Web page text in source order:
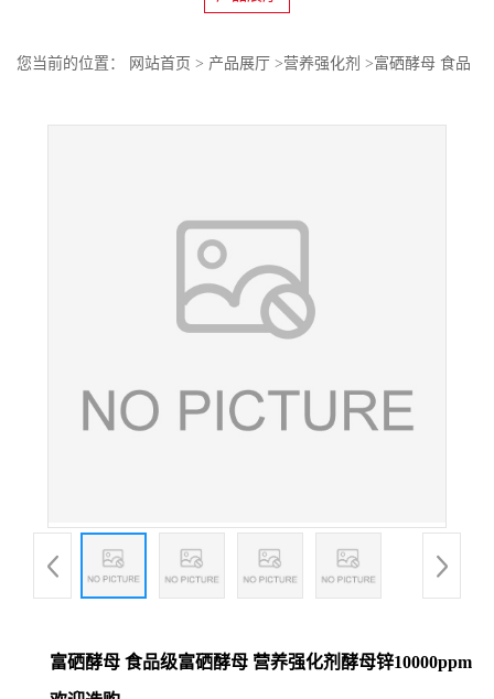
您当前的位置： 网站首页 > 产品展厅 >营养强化剂 >富硒酵母 食品
富硒酵母 食品级富硒酵母 营养强化剂酵母锌10000ppm